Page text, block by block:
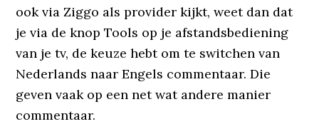
ook via Ziggo als provider kijkt, weet dan dat
je via de knop Tools op je afstandsbediening
van je tv, de keuze hebt om te switchen van
Nederlands naar Engels commentaar. Die
geven vaak op een net wat andere manier
commentaar.